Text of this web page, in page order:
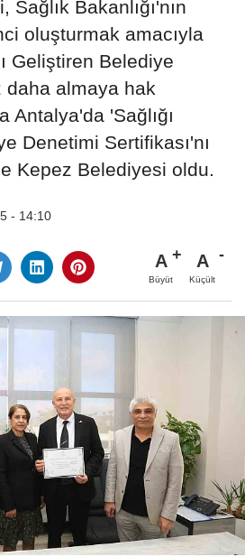
Bakanlığı'nın
oluşturmak amacıyla
Geliştiren Belediye
daha almaya hak
Antalya'da 'Sağlığı
Denetimi Sertifikası'nı
Kepez Belediyesi oldu.
- 14:10
A
Büyüt
A
Küçült